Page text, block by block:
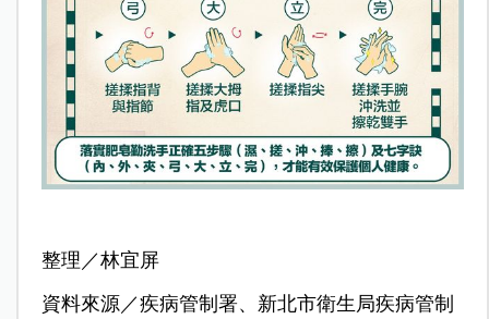
整理／林宜屏
資料來源／疾病管制署、新北市衛生局疾病管制